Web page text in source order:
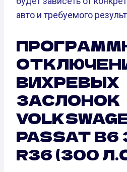
авто и требуемого
ВИХРЕВЫХ
ЗАСЛОНОК
PASSAT B6
R36 (300